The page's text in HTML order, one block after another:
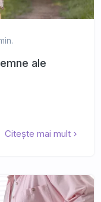
ale
Citește mai mult